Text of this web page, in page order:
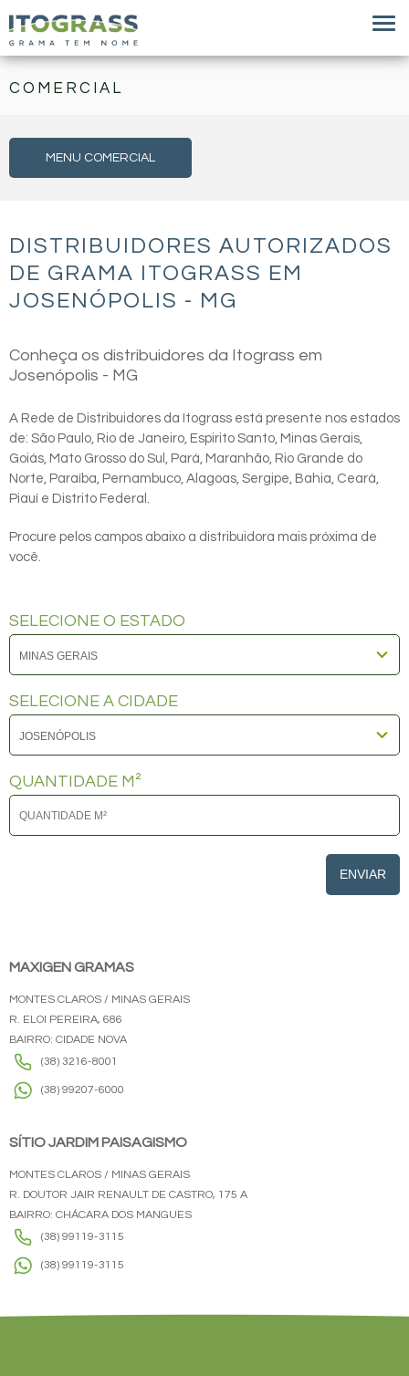
COMERCIAL
MENU COMERCIAL
DISTRIBUIDORES AUTORIZADOS
DE GRAMA ITOGRASS EM
JOSENÓPOLIS - MG
Conheça os distribuidores da Itograss em
Josenópolis - MG
A Rede de Distribuidores da Itograss está presente nos estados
de: São Paulo, Rio de Janeiro, Espirito Santo, Minas Gerais,
Goiás, Mato Grosso do Sul, Pará, Maranhão, Rio Grande do
Norte, Paraíba, Pernambuco, Alagoas, Sergipe, Bahia, Ceará,
Piauí e Distrito Federal.
Procure pelos campos abaixo a distribuidora mais próxima de
você.
SELECIONE O ESTADO
SELECIONE A CIDADE
QUANTIDADE M²
ENVIAR
MAXIGEN GRAMAS
MONTES CLAROS / MINAS GERAIS
R. ELOI PEREIRA, 686
BAIRRO: CIDADE NOVA
(38) 3216-8001
(38) 99207-6000
SÍTIO JARDIM PAISAGISMO
MONTES CLAROS / MINAS GERAIS
R. DOUTOR JAIR RENAULT DE CASTRO, 175 A
BAIRRO: CHÁCARA DOS MANGUES
(38) 99119-3115
(38) 99119-3115